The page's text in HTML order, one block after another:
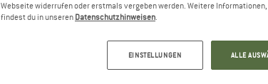
Webseite widerrufen oder erstmals vergeben werden. Weitere
findest du in unseren Datenschutzhinweisen.
EINSTELLUNGEN ALLE